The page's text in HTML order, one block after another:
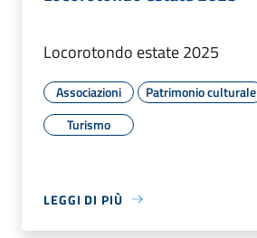
Locorotondo estate 2025
Associazioni Patrimonio culturale
Turismo
LEGGI DI PIÙ